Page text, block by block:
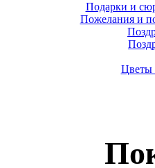
Подарки и
Пожелания и
Цветы